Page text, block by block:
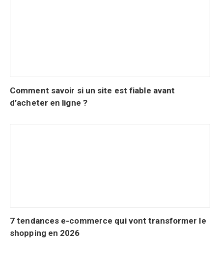
Comment savoir si un site est fiable avant
d’acheter en ligne ?
7 tendances e-commerce qui vont transformer le
shopping en 2026